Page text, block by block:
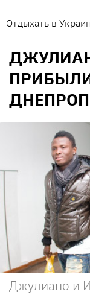
Отдыхать в
Джулиано и